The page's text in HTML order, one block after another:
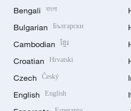
Bengali বাংলা
Bulgarian Български
Cambodian ខ្មែរ
Croatian Hrvatski
Czech Český
English English